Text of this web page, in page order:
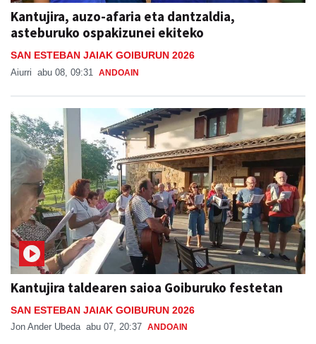
Kantujira, auzo-afaria eta dantzaldia,
asteburuko ospakizunei ekiteko
SAN ESTEBAN JAIAK GOIBURUN 2026
Aiurri abu 08, 09:31 ANDOAIN
Kantujira taldearen saioa Goiburuko festetan
SAN ESTEBAN JAIAK GOIBURUN 2026
Jon Ander Ubeda abu 07, 20:37 ANDOAIN